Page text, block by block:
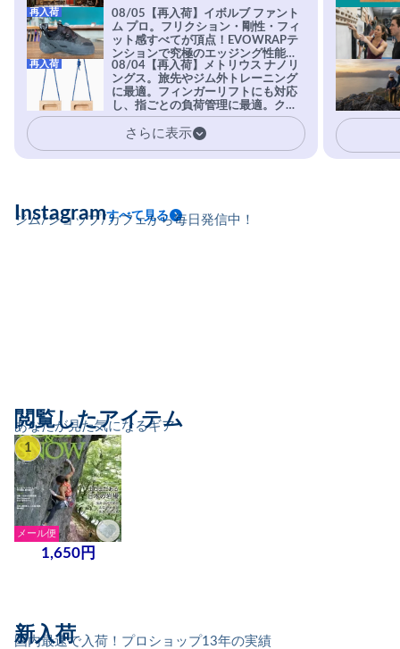
08/05【再入荷】イボルブ ファント
ム プロ。フリクション・剛性・フィ
ット感すべてが頂点！EVOWRAPテ
ンションで究極のエッジング性能を
実現。進化系ラバーEvo-74はTRAX
を凌駕する粘着力で極小ホールドに
安心感。
再入荷
08/04【再入荷】メトリウス ナノリ
ングス。旅先やジム外トレーニング
に最適。フィンガーリフトにも対応
し、指ごとの負荷管理に最適。クラ
イマーの指を本気で鍛えるギア。
再入荷
さらに表示
ジム/ショップ/カフェから毎日発信中！
Instagramすべて見る
あなたが見た気になるギア
閲覧したアイテム
1
メール便
1,650円
国内最速で入荷！プロショップ13年の実績
新入荷